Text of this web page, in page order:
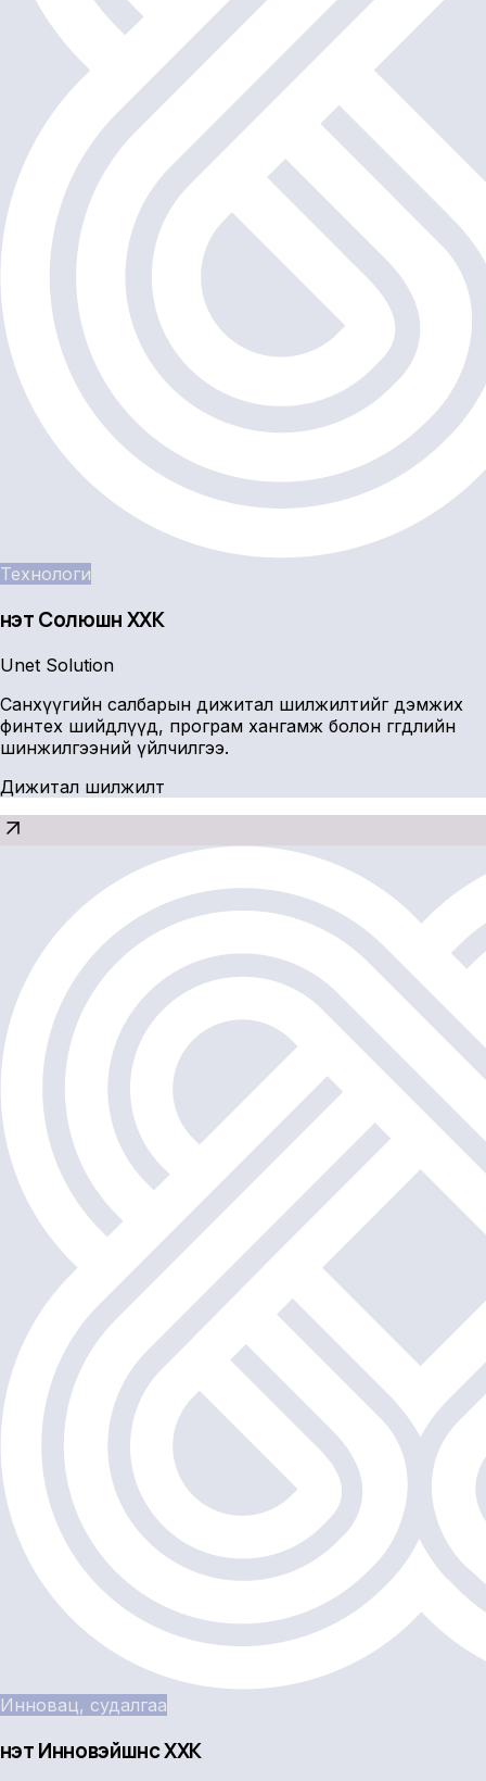
Технологи
Үнэт Солюшн ХХК
Unet Solution
Санхүүгийн салбарын дижитал шилжилтийг дэмжих
финтех шийдлүүд, програм хангамж болон өгөгдлийн
шинжилгээний үйлчилгээ.
Дижитал шилжилт
Инновац, судалгаа
Үнэт Инновэйшнс ХХК